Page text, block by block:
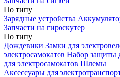
По типу
Зарядные устройства
Запчасти на гироскутер
По типу
Дождевики Замки для
электросамокатов Набор защиты
для электросамокатов Шлемы
Аксессуары для